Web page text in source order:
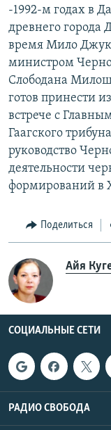
-1992-м годах в
древнего города
время Мило
министром
Слободана
готов принести
встрече с
Гаагского
руководство
деятельности
формирований в
Поделиться
Айя
СОЦИАЛЬНЫЕ СЕТИ
РАДИО СВОБОДА